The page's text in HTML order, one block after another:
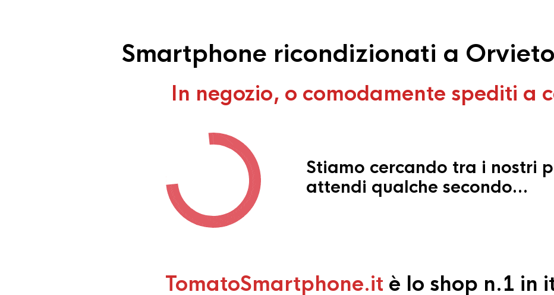
Smartphone ricondizionati a
In negozio, o comodamente spediti a
Stiamo cercando tra i nostri
attendi qualche secondo…
TomatoSmartphone.it è lo shop n.1 in